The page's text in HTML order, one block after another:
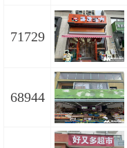
71729
68944